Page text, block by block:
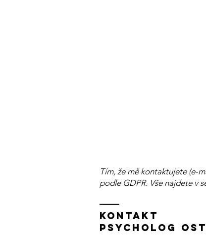
Tím, že mě kontaktujete (e-
podle GDPR. Vše najdete v
KOntakt
PSYCHOLOG